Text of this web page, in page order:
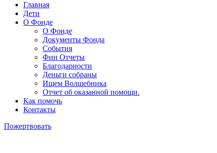
Главная
Дети
О Фонде
О Фонде
Документы Фонда
События
Фин Отчеты
Благодарности
Деньги собраны
Ищем Волшебника
Отчет об оказанной помощи.
Как помочь
Контакты
Пожертвовать